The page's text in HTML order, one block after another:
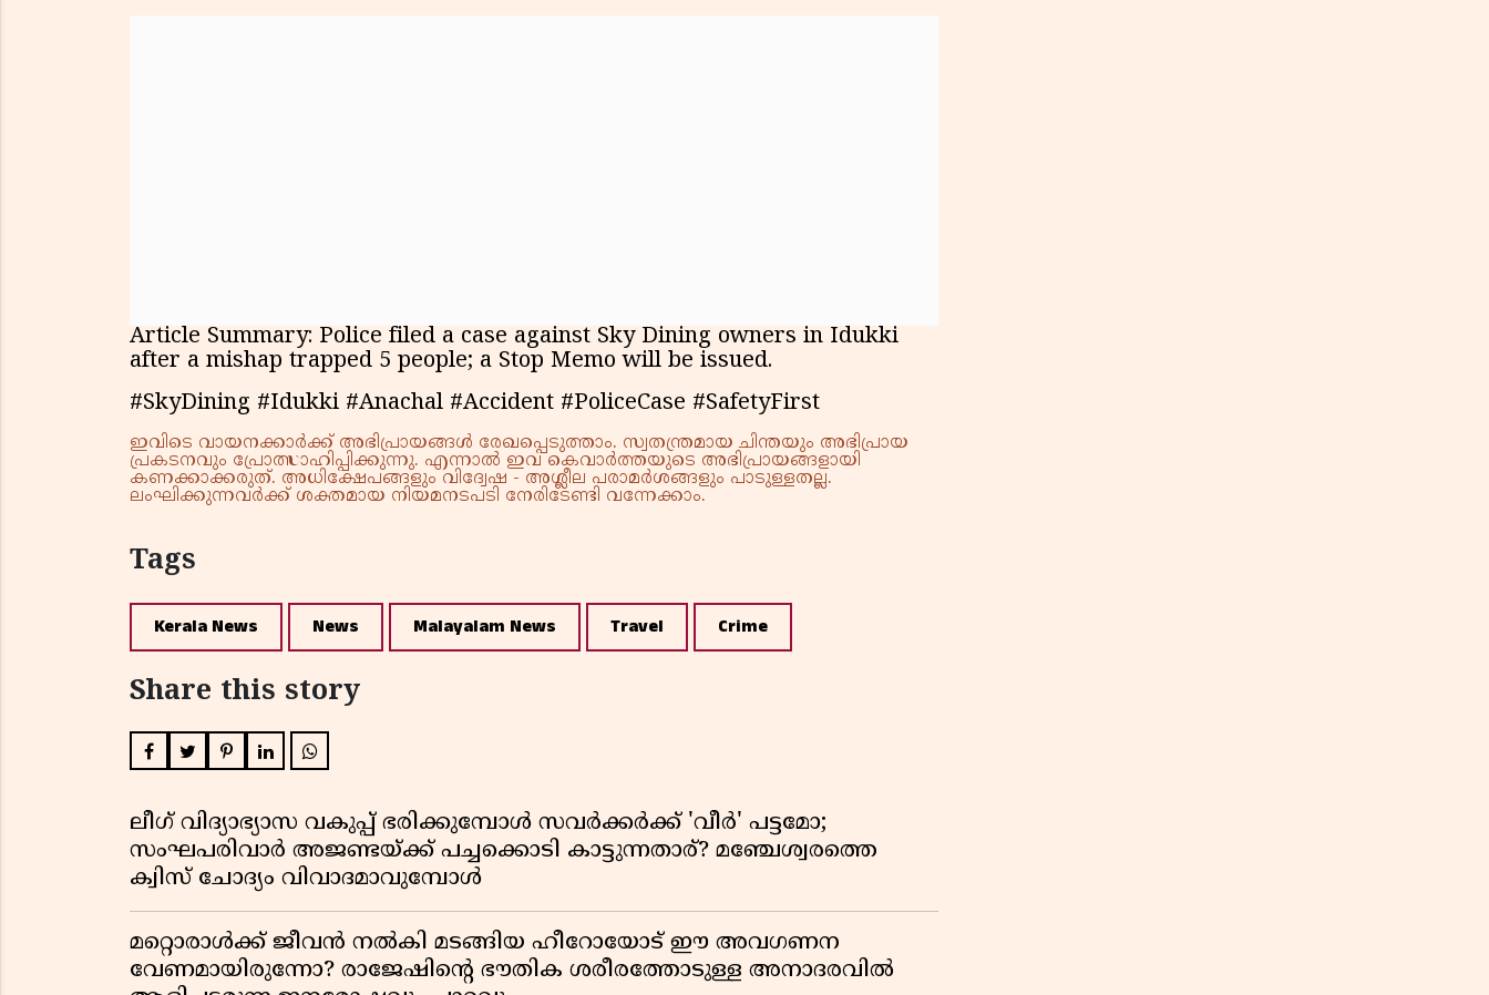
Article Summary: Police filed a case against Sky Dining owners in Idukki
after a mishap trapped 5 people; a Stop Memo will be issued.
#SkyDining #Idukki #Anachal #Accident #PoliceCase #SafetyFirst
ഇവിടെ വായനക്കാർക്ക് അഭിപ്രായങ്ങൾ രേഖപ്പെടുത്താം. സ്വതന്ത്രമായ ചിന്തയും അഭിപ്രായ
പ്രകടനവും പ്രോത്സാഹിപ്പിക്കുന്നു. എന്നാൽ ഇവ കെവാർത്തയുടെ അഭിപ്രായങ്ങളായി
കണക്കാക്കരുത്. അധിക്ഷേപങ്ങളും വിദ്വേഷ - അശ്ലീല പരാമർശങ്ങളും പാടുള്ളതല്ല.
ലംഘിക്കുന്നവർക്ക് ശക്തമായ നിയമനടപടി നേരിടേണ്ടി വന്നേക്കാം.
Tags
Kerala News News Malayalam News Travel Crime
Share this story
ലീഗ് വിദ്യാഭ്യാസ വകുപ്പ് ഭരിക്കുമ്പോൾ സവർക്കർക്ക് 'വീർ' പട്ടമോ;
സംഘപരിവാർ അജണ്ടയ്ക്ക് പച്ചക്കൊടി കാട്ടുന്നതാര്? മഞ്ചേശ്വരത്തെ
ക്വിസ് ചോദ്യം വിവാദമാവുമ്പോൾ
മറ്റൊരാൾക്ക് ജീവൻ നൽകി മടങ്ങിയ ഹീറോയോട് ഈ അവഗണന
വേണമായിരുന്നോ? രാജേഷിൻ്റെ ഭൗതിക ശരീരത്തോടുള്ള അനാദരവിൽ